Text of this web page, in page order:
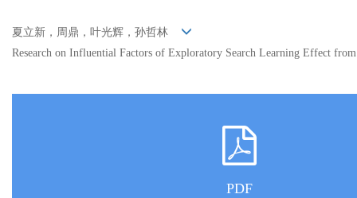
夏立新，周鼎，叶光辉，孙哲林
Research on Influential Factors of Exploratory Search Learning Effect
PDF